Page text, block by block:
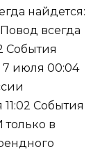
найдется:
всегда
События
7 июля 00:04
События
только в